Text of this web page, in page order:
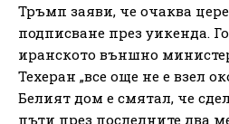
Тръмп заяви, че очаква
подписване през уикенда.
иранското външно
Техеран „все още не е взел
Белият дом е смятал, че
пъти през последните два